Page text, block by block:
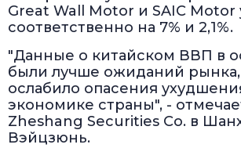
Great Wall Motor и SAIC Motor
соответственно на 7% и 2,1%.
"Данные о китайском ВВП в
были лучше ожиданий рынка,
ослабило опасения
экономике страны", -
Zheshang Securities Co. в
Вэйцзюнь.